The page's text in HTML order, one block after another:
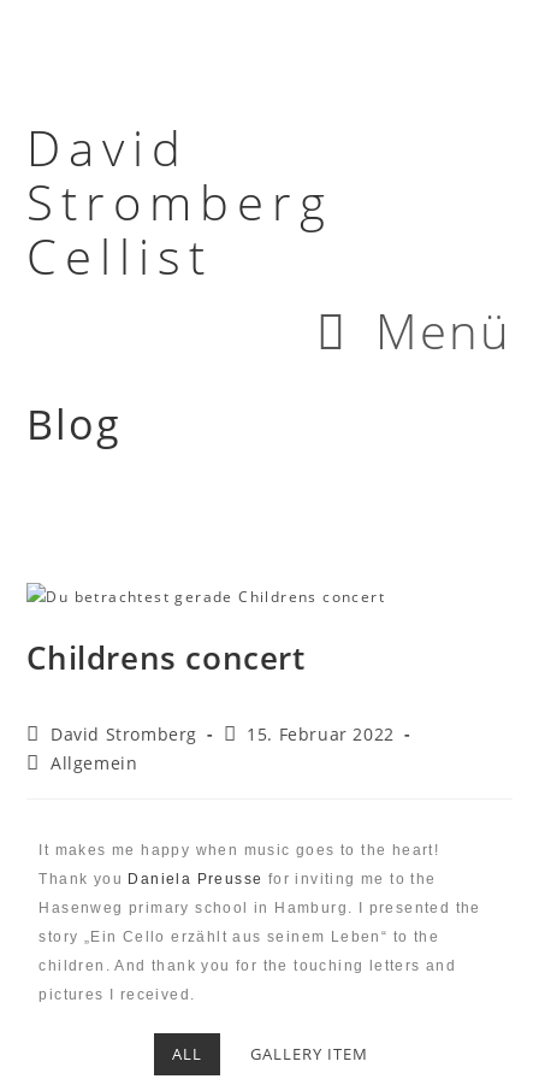
David
Stromberg
Cellist
Menü
Blog
Childrens concert
David Stromberg
15. Februar 2022
Allgemein
It makes me happy when music goes to the heart!
Thank you Daniela Preusse for inviting me to the
Hasenweg primary school in Hamburg. I presented the
story „Ein Cello erzählt aus seinem Leben“ to the
children. And thank you for the touching letters and
pictures I received.
ALL GALLERY ITEM